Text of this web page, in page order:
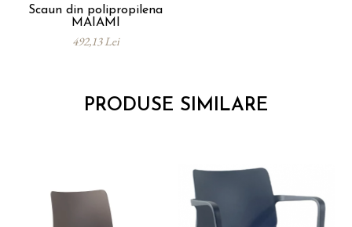
Scaun din polipropilena
MAIAMI
492,13 Lei
PRODUSE SIMILARE